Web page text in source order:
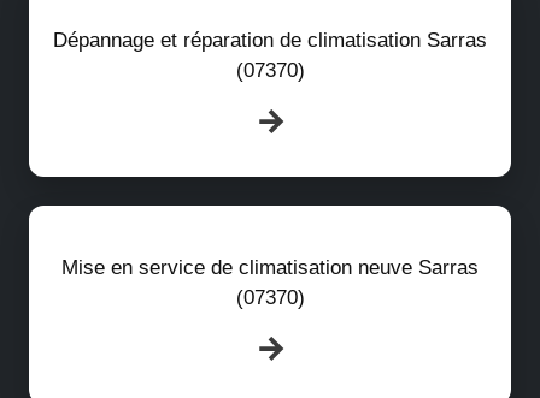
Dépannage et réparation de climatisation Sarras
(07370)
Mise en service de climatisation neuve Sarras
(07370)